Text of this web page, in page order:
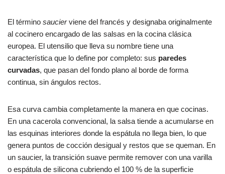
El término saucierviene del francés y designaba originalmente
al cocinero encargado de las salsas en la cocina clásica
europea. El utensilio que lleva su nombre tiene una
característica que lo define por completo: sus paredes
curvadas, que pasan del fondo plano al borde de forma
continua, sin ángulos rectos.
Esa curva cambia completamente la manera en que cocinas.
En una cacerola convencional, la salsa tiende a acumularse en
las esquinas interiores donde la espátula no llega bien, lo que
genera puntos de cocción desigual y restos que se queman. En
un saucier, la transición suave permite remover con una varilla
o espátula de silicona cubriendo el 100 % de la superficie